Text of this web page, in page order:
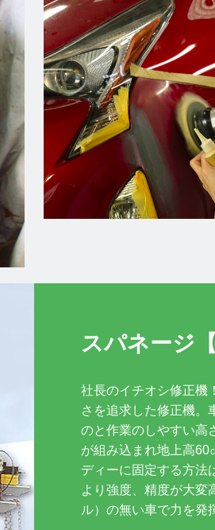
スパネージ
社長のイチオシ修正機
さを追求した修正機。
のと作業のしやすい高
が組み込まれ地上高60
ディーに固定する方法
より強度、精度が大変
ル）の無い車で力を発